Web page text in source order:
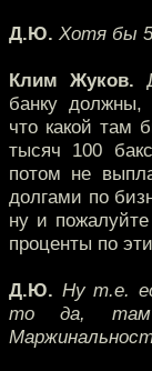
Д.Ю. Хотя бы
Клим Жуков.
банку должны,
что какой там
тысяч 100
потом не
долгами по
ну и
проценты по
Д.Ю. Ну т.е.
то да, там